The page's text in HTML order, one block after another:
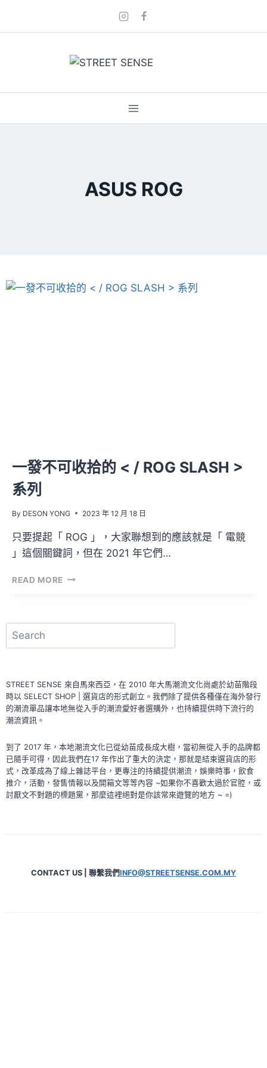
ASUS ROG
一發不可收拾的 < / ROG SLASH >
系列
By DESON YONG 2023 年 12 月 18 日
只要提起「 ROG 」，大家聯想到的應該就是「 電競
」這個關鍵詞，但在 2021 年它們…
READ MORE 一
收
的
ROG
SLASH
>
搜
尋
STREET SENSE 來自馬來西亞，在 2010 年大馬潮流文化尚處於幼苗階段
時以 SELECT SHOP | 選貨店的形式創立。我們除了提供各種僅在海外發行
的潮流單品讓本地無從入手的潮流愛好者選購外，也持續提供時下流行的
潮流資訊。
到了 2017 年，本地潮流文化已從幼苗成長成大樹，當初無從入手的品牌都
已隨手可得，因此我們在17 年作出了重大的決定，那就是結束選貨店的形
式，改革成為了線上雜誌平台，更專注的持續提供潮流，娛樂時事，飲食
推介，活動，發售情報以及開箱文等等內容 ~如果你不喜歡太過於官腔，或
討厭文不對題的標題黨，那麼這裡絕對是你該常來遊覽的地方 ~ =)
CONTACT US | 聯繫我們INFO@STREETSENSE.COM.MY